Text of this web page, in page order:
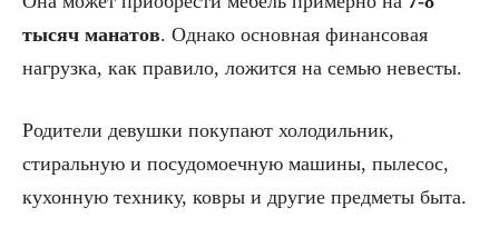
тысяч манатов. Однако основная финансовая
нагрузка, как правило, ложится на семью невесты.
Родители девушки покупают холодильник,
стиральную и посудомоечную машины, пылесос,
кухонную технику, ковры и другие предметы быта.